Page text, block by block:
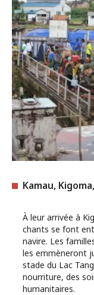
Kamau,
À leur arrivée à
chants se font
navire. Les
les emmèneront
stade du Lac
nourriture, des
humanitaires.